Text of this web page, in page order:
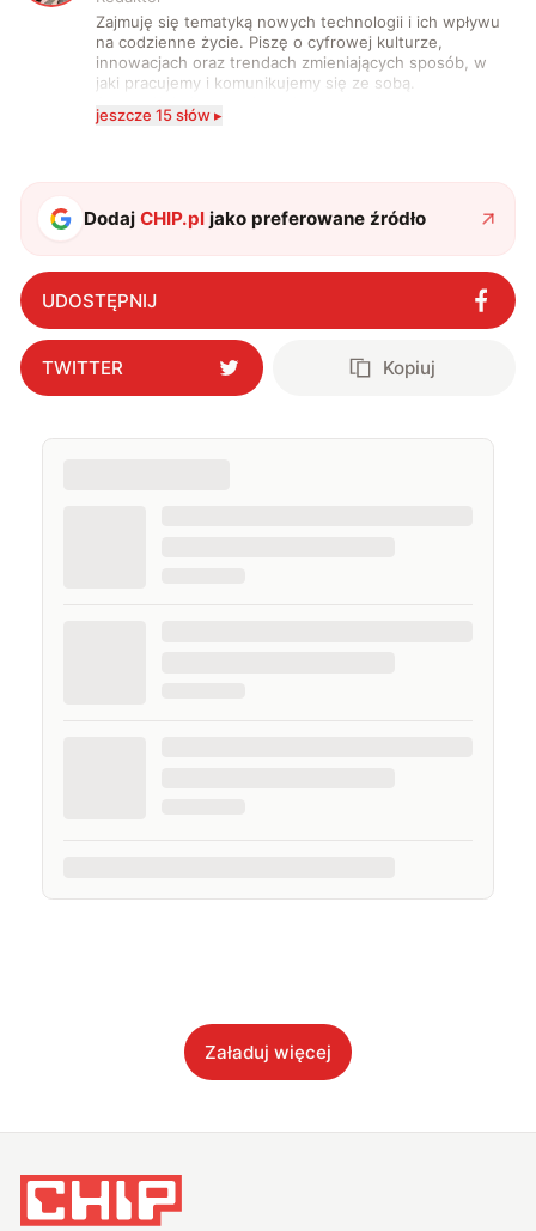
Zajmuję się tematyką nowych technologii i ich wpływu
na codzienne życie. Piszę o cyfrowej kulturze,
innowacjach oraz trendach zmieniających sposób, w
jaki pracujemy i komunikujemy się ze sobą.
Szczególnie interesuje mnie relacja między rozwojem
technologii a współczesną popkulturą. W wolnych
jeszcze 15 słów ▸
DodajCHIP.pl jako preferowane źródło
UDOSTĘPNIJ
TWITTER Kopiuj
Załaduj więcej